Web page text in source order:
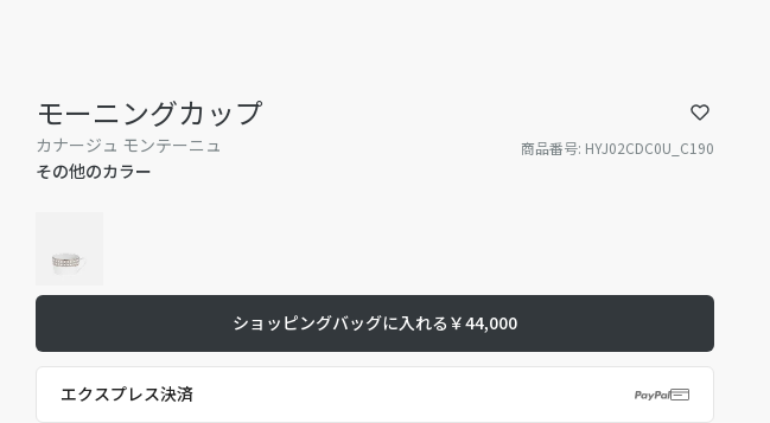
モーニングカップ
カナージュ モンテーニュ 商品番号: HYJ02CDC0U_C190
その他のカラー
ショッピングバッグに入れる ￥44,000
エクスプレス決済